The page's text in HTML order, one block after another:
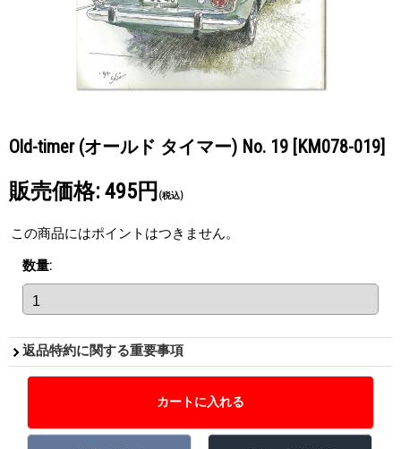
Old-timer (オールド タイマー) No. 19 [KM078-019]
販売価格: 495円 (税込)
この商品にはポイントはつきません。
数量:
返品特約に関する重要事項